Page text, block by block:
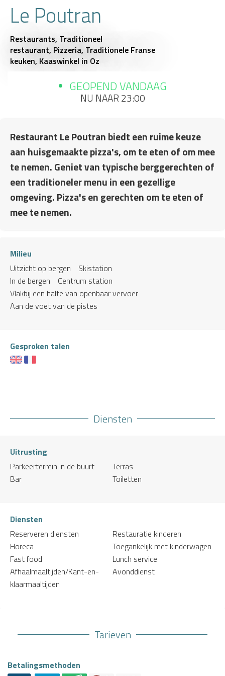
Le Poutran
Restaurants, Traditioneel
restaurant, Pizzeria, Traditionele Franse
keuken, Kaaswinkel in Oz
GEOPEND VANDAAG
NU NAAR 23:00
Restaurant Le Poutran biedt een ruime keuze
aan huisgemaakte pizza's, om te eten of om mee
te nemen. Geniet van typische berggerechten of
een traditioneler menu in een gezellige
omgeving. Pizza's en gerechten om te eten of
mee te nemen.
Milieu
Uitzicht op bergen
Skistation
In de bergen
Centrum station
Vlakbij een halte van openbaar vervoer
Aan de voet van de pistes
Gesproken talen
Diensten
Uitrusting
Parkeerterrein in de buurt
Bar
Terras
Toiletten
Diensten
Reserveren diensten
Horeca
Fast food
Afhaalmaaltijden/Kant-en-
klaarmaaltijden
Restauratie kinderen
Toegankelijk met kinderwagen
Lunch service
Avonddienst
Tarieven
Betalingsmethoden